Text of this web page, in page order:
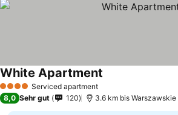
4 Sterne Serviced apartment
White Apartment
8,0 Sehr gut 120 3.6 km bis